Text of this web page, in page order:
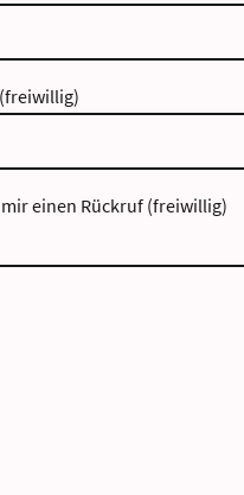
einen Rückruf (freiwillig)